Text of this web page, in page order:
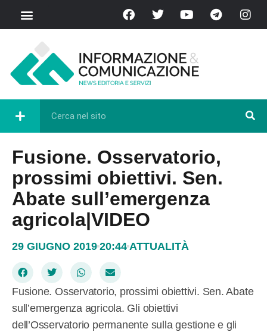
Fusione. Osservatorio,
prossimi obiettivi. Sen.
Abate sull’emergenza
agricola|VIDEO
29 GIUGNO 2019 20:44 ATTUALITÀ
Fusione. Osservatorio, prossimi obiettivi. Sen. Abate
sull’emergenza agricola. Gli obiettivi
dell’Osservatorio permanente sulla gestione e gli